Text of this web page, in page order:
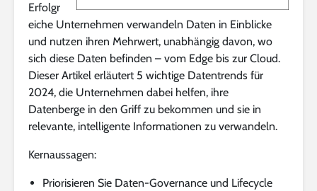
Erfolgr
eiche Unternehmen verwandeln Daten in Einblicke
und nutzen ihren Mehrwert, unabhängig davon, wo
sich diese Daten befinden – vom Edge bis zur Cloud.
Dieser Artikel erläutert 5 wichtige Datentrends für
2024, die Unternehmen dabei helfen, ihre
Datenberge in den Griff zu bekommen und sie in
relevante, intelligente Informationen zu verwandeln.
Kernaussagen:
Priorisieren Sie Daten-Governance und Lifecycle